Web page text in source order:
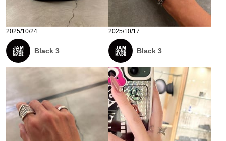
2025/10/24
Black 3
2025/10/17
Black 3